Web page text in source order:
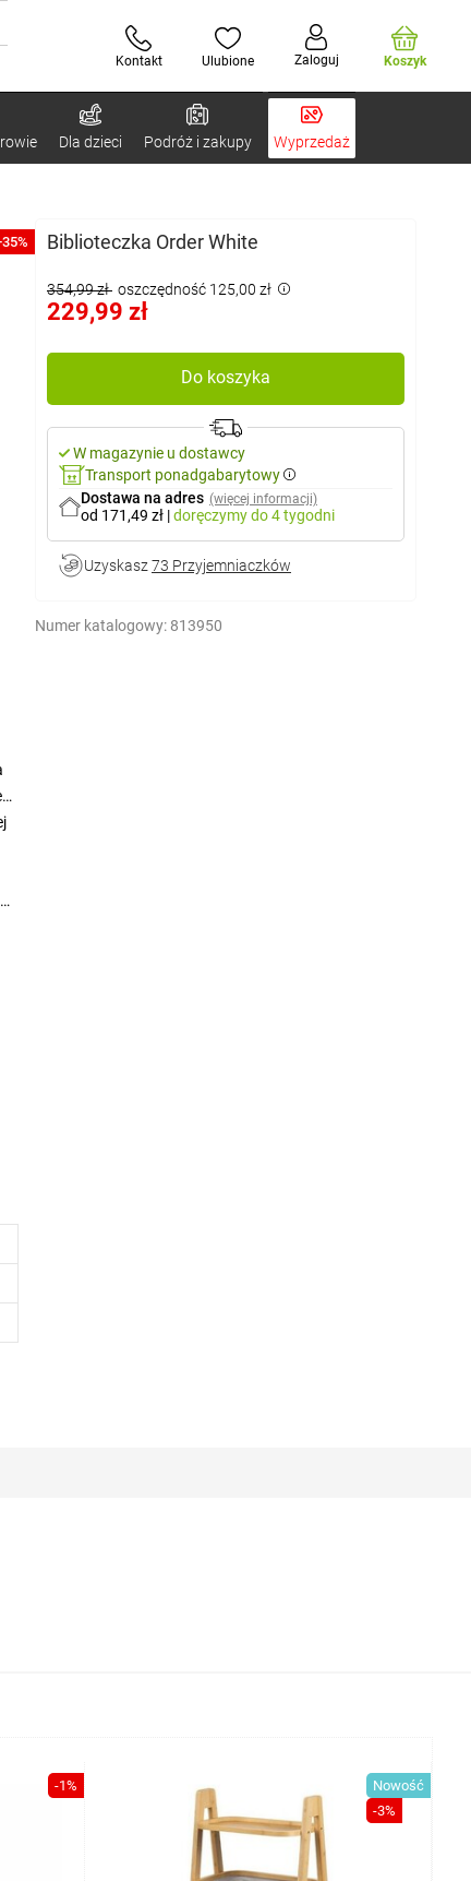
Kontakt Ulubione Zaloguj Koszyk
Dla dzieci Podróż i zakupy Wyprzedaż
Biblioteczka Order White
354,99 zł oszczędność 125,00 zł
229,99 zł
Do koszyka
W magazynie u dostawcy
Transport ponadgabarytowy
Dostawa na adres (więcej informacji)
od 171,49 zł |doręczymydo 4 tygodni
Uzyskasz 73 Przyjemniaczków
Numer katalogowy: 813950
-1%
Nowość
-3%